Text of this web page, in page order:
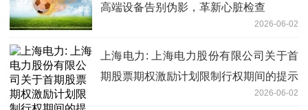
高端设备告别伪影，革新心脏检查
2026-06-02
上海电力: 上海电力股份有限公司关于首
期股票期权激励计划限制行权期间的提示
2026-06-02